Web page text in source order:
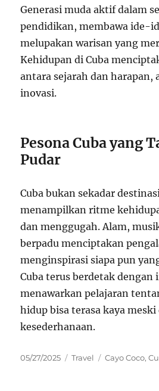
Generasi muda aktif dalam
pendidikan, membawa ide-
melupakan warisan yang
Kehidupan di Cuba
antara sejarah dan harapan,
inovasi.
Pesona Cuba yang
Pudar
Cuba bukan sekadar
menampilkan ritme
dan menggugah. Alam,
berpadu menciptakan
menginspirasi siapa pun
Cuba terus berdetak dengan
menawarkan pelajaran
hidup bisa terasa kaya meski
kesederhanaan.
Posted
05/27/2025 Categories
Travel Tags
Cayo Coco,